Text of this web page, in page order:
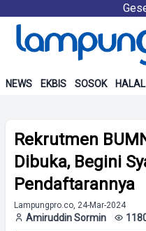
NEWS EKBIS SOSOK HALAL
Rekrutmen
Dibuka, Begini
Pendaftarannya
Lampungpro.co, 24-Mar-2024
Amiruddin Sormin